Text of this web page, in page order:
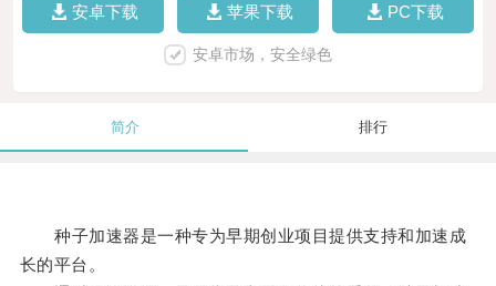
安卓下载 苹果下载 PC下载
安卓市场，安全绿色
简介 排行
种子加速器是一种专为早期创业项目提供支持和加速成
长的平台。